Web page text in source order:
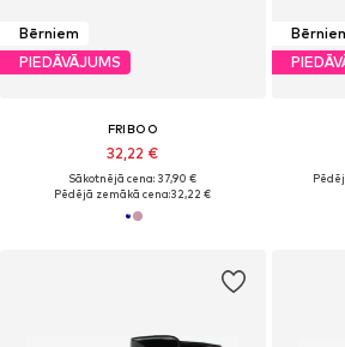
Bērniem
PIEDĀVĀJUMS
FRIBOO
32,22 €
Sākotnējā cena: 37,90 €
Pēdējā zemākā cena:32,22 €